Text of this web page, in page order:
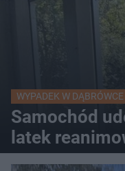
WYPADEK W DĄBRÓWCE
Samochód
latek